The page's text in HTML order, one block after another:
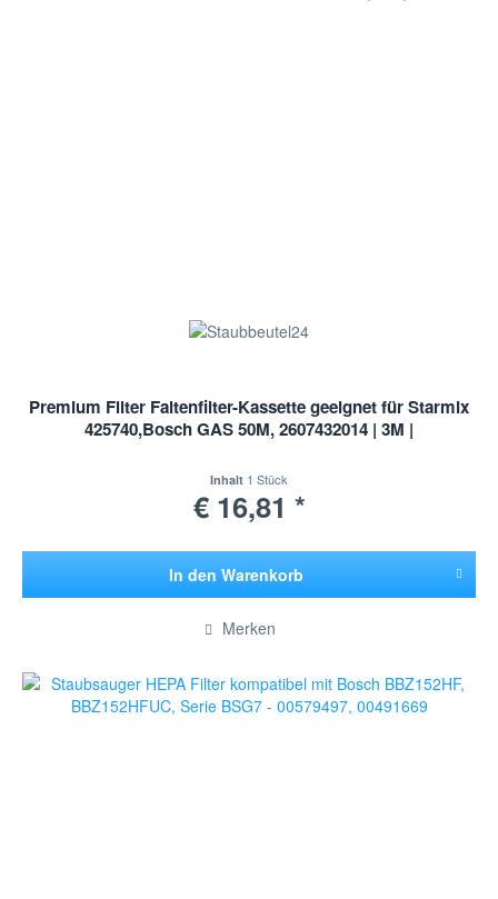
Premium Filter Faltenfilter-Kassette geeignet für Starmix
425740,Bosch GAS 50M, 2607432014 | 3M |
Inhalt 1 Stück
€ 16,81 *
In den Warenkorb
Merken